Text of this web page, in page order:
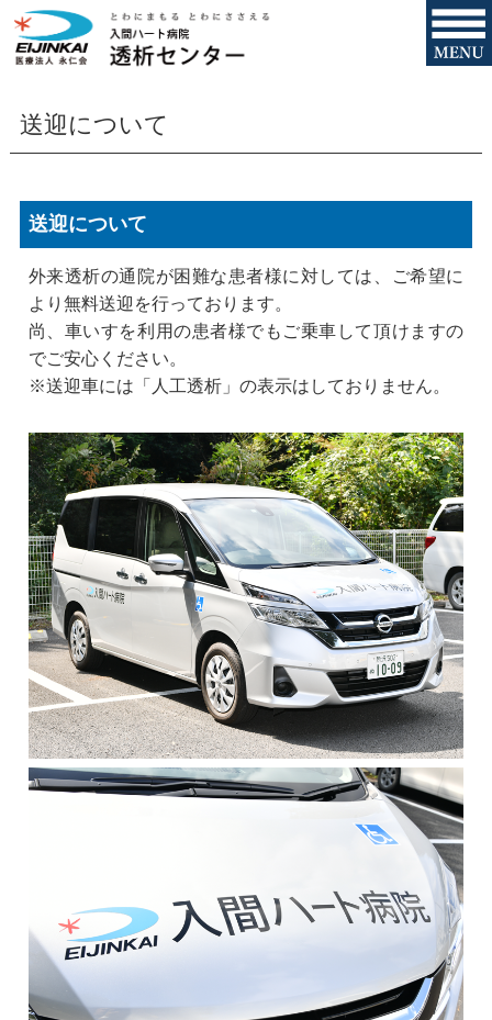
送迎について
送迎について
外来透析の通院が困難な患者様に対しては、ご希望に
より無料送迎を行っております。
尚、車いすを利用の患者様でもご乗車して頂けますの
でご安心ください。
※送迎車には「人工透析」の表示はしておりません。